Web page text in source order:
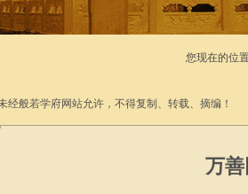
万
您现在的位
经般若学府网站允许，不得复制、转载、摘编！